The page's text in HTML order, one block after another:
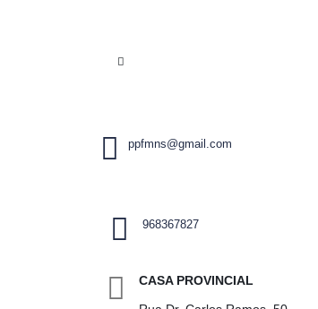
ppfmns@gmail.com
968367827
CASA PROVINCIAL